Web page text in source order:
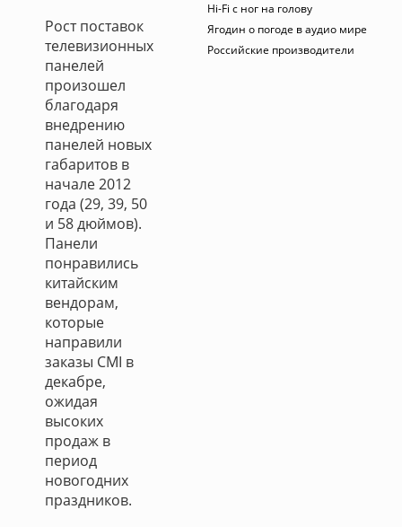
Рост поставок
телевизионных
панелей
произошел
благодаря
внедрению
панелей новых
габаритов в
начале 2012
года (29, 39, 50
и 58 дюймов).
Панели
понравились
китайским
вендорам,
которые
направили
заказы CMI в
декабре,
ожидая
высоких
продаж в
период
новогодних
праздников.
Hi-Fi с ног на голову
Ягодин о погоде в аудио мире
Российские производители